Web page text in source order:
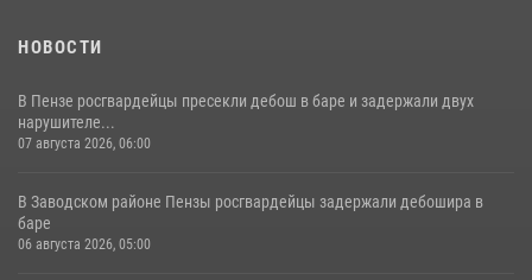
НОВОСТИ
В Пензе росгвардейцы пресекли дебош в баре и задержали двух
нарушителе...
07 августа 2026, 06:00
В Заводском районе Пензы росгвардейцы задержали дебошира в
баре
06 августа 2026, 05:00